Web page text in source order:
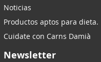
Noticias
Productos aptos para dieta.
Cuidate con Carns Damià
Newsletter